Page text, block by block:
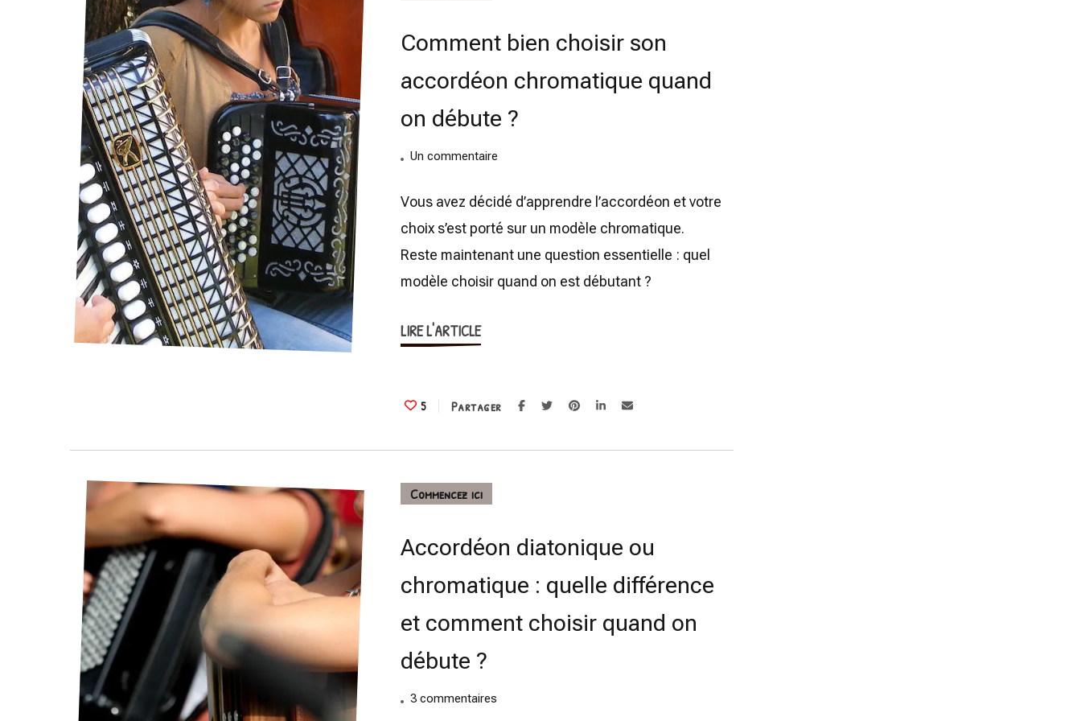
Comment bien choisir son
accordéon chromatique quand
on débute ?
Un commentaire
bien
choisir
accordéon
chromatique
Vous avez décidé d’apprendre l’accordéon et votre
choix s’est porté sur un modèle chromatique.
Reste maintenant une question essentielle : quel
modèle choisir quand on est débutant ?
LIRE L'ARTICLE
5 Partager
Commencez ici
Accordéon diatonique ou
chromatique : quelle différence
et comment choisir quand on
débute ?
3 commentaires